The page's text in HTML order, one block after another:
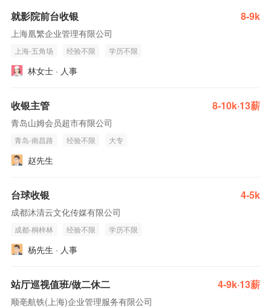
就影院前台收银 8-9k
上海凰繁企业管理有限公司
上海-五角场 经验不限 学历不限
林女士 · 人事
收银主管 8-10k·13薪
青岛山姆会员超市有限公司
青岛-南昌路 经验不限 大专
赵先生
台球收银 4-5k
成都沐清云文化传媒有限公司
成都-桐梓林 经验不限 学历不限
杨先生 · 人事
站厅巡视值班/做二休二 4-9k·13薪
顺亳航铁(上海)企业管理服务有限公司